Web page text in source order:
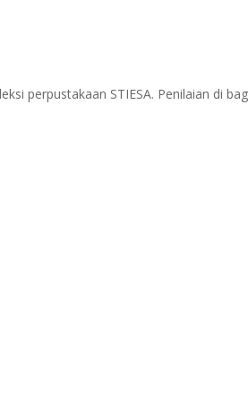
perpustakaan STIESA. Penilaian di